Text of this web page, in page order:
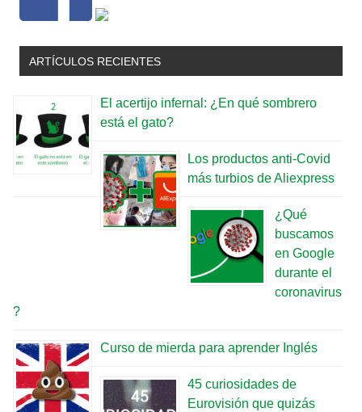
ARTÍCULOS RECIENTES
El acertijo infernal: ¿En qué sombrero
está el gato?
Los productos anti-Covid
más turbios de Aliexpress
¿Qué
buscamos
en Google
durante el
coronavirus
?
Curso de mierda para aprender Inglés
45 curiosidades de
Eurovisión que quizás